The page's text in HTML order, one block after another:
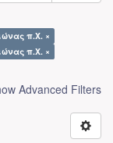
π.Χ. ×
π.Χ. ×
Advanced Filters